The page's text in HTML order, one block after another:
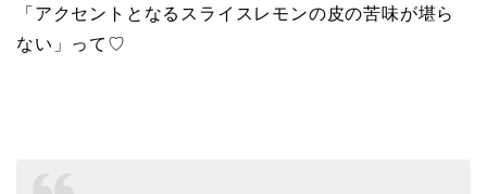
「アクセントとなるスライスレモンの皮の苦味が堪ら
ない」って♡